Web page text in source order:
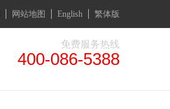
网站地图 English 繁体版
免费服务热线
400-086-5388